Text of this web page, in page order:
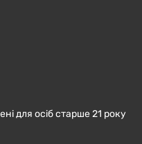
для осіб старше 21 року